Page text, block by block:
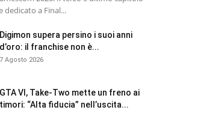
a Final...
Digimon supera persino i suoi anni
d’oro: il franchise non è...
7 Agosto 2026
GTA VI, Take-Two mette un freno ai
timori: “Alta fiducia” nell’uscita...